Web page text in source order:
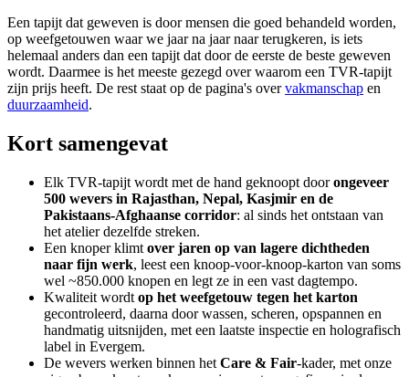
Een tapijt dat geweven is door mensen die goed behandeld worden,
op weefgetouwen waar we jaar na jaar naar terugkeren, is iets
helemaal anders dan een tapijt dat door de eerste de beste geweven
wordt. Daarmee is het meeste gezegd over waarom een TVR-tapijt
zijn prijs heeft. De rest staat op de pagina's overvakmanschap en
duurzaamheid.
Kort samengevat
Elk TVR-tapijt wordt met de hand geknoopt doorongeveer
500 wevers in Rajasthan, Nepal, Kasjmir en de
Pakistaans-Afghaanse corridor: al sinds het ontstaan van
het atelier dezelfde streken.
Een knoper klimt over jaren op van lagere dichtheden
naar fijn werk, leest een knoop-voor-knoop-karton van soms
wel ~850.000 knopen en legt ze in een vast dagtempo.
Kwaliteit wordt op het weefgetouw tegen het karton
gecontroleerd, daarna door wassen, scheren, opspannen en
handmatig uitsnijden, met een laatste inspectie en holografisch
label in Evergem.
De wevers werken binnen het Care & Fair-kader, met onze